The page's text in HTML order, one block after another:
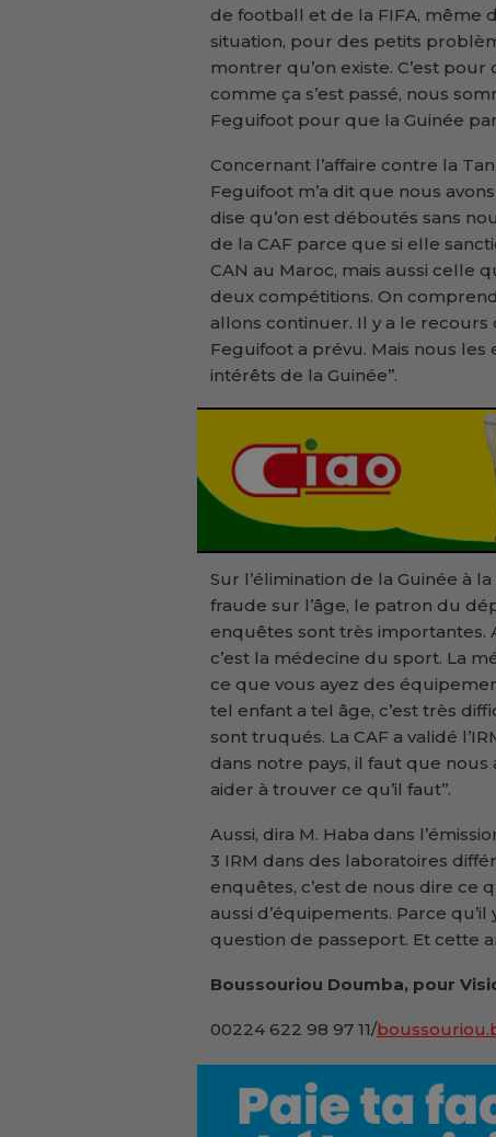
de football et de la FIFA, même
situation, pour des petits
montrer qu’on existe. C’est
comme ça s’est passé, nous
Feguifoot pour que la Guinée
Concernant l’affaire contre la
Feguifoot m’a dit que nous
dise qu’on est déboutés sans
de la CAF parce que si elle
CAN au Maroc, mais aussi celle
deux compétitions. On
allons continuer. Il y a le recours
Feguifoot a prévu. Mais nous
intérêts de la Guinée’’.
Sur l’élimination de la Guinée à
fraude sur l’âge, le patron du
enquêtes sont très importantes.
c’est la médecine du sport. La
ce que vous ayez des
tel enfant a tel âge, c’est très
sont truqués. La CAF a validé
dans notre pays, il faut que nous
aider à trouver ce qu’il faut’’.
Aussi, dira M. Haba dans
3 IRM dans des laboratoires
enquêtes, c’est de nous dire ce
aussi d’équipements. Parce qu’il
question de passeport. Et cette
Boussouriou Doumba, pour
00224 622 98 97 11/